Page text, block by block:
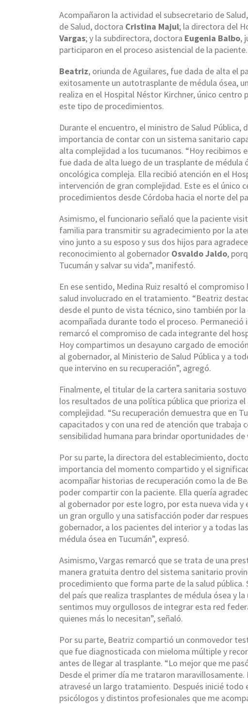
Acompañaron la actividad el subsecretario de
de Salud, doctora Cristina Majul; la directora del
Vargas; y la subdirectora, doctora Eugenia Balbo,
participaron en el proceso asistencial de la paciente.
Beatriz, oriunda de Aguilares, fue dada de alta el
exitosamente un autotrasplante de médula ósea,
realiza en el Hospital Néstor Kirchner, único
este tipo de procedimientos.
Durante el encuentro, el ministro de Salud Pública,
importancia de contar con un sistema sanitario
alta complejidad a los tucumanos. “Hoy recibimos
fue dada de alta luego de un trasplante de médula
oncológica compleja. Ella recibió atención en el
intervención de gran complejidad. Este es el único
procedimientos desde Córdoba hacia el norte del
Asimismo, el funcionario señaló que la paciente
familia para transmitir su agradecimiento por la
vino junto a su esposo y sus dos hijos para
reconocimiento al gobernador Osvaldo Jaldo,
Tucumán y salvar su vida”, manifestó.
En ese sentido, Medina Ruiz resaltó el
salud involucrado en el tratamiento. “Beatriz
desde el punto de vista técnico, sino también por
acompañada durante todo el proceso.
remarcó el compromiso de cada integrante del
Hoy compartimos un desayuno cargado de
al gobernador, al Ministerio de Salud Pública y a
que intervino en su recuperación”, agregó.
Finalmente, el titular de la cartera sanitaria
los resultados de una política pública que prioriza
complejidad. “Su recuperación demuestra que en
capacitados y con una red de atención que trabaja
sensibilidad humana para brindar oportunidades
Por su parte, la directora del establecimiento,
importancia del momento compartido y el
acompañar historias de recuperación como la de
poder compartir con la paciente. Ella quería
al gobernador por este logro, por esta nueva vida
un gran orgullo y una satisfacción poder dar
gobernador, a los pacientes del interior y a todas
médula ósea en Tucumán”, expresó.
Asimismo, Vargas remarcó que se trata de una
manera gratuita dentro del sistema sanitario
procedimiento que forma parte de la salud pública.
del país que realiza trasplantes de médula ósea y
sentimos muy orgullosos de integrar esta red
quienes más lo necesitan”, señaló.
Por su parte, Beatriz compartió un conmovedor
que fue diagnosticada con mieloma múltiple y
antes de llegar al trasplante. “Lo mejor que me
Desde el primer día me trataron maravillosamente.
atravesé un largo tratamiento. Después inicié
psicólogos y distintos profesionales que me